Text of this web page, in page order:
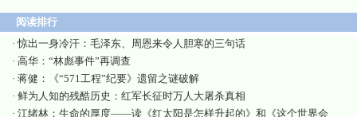
阅读排行
·惊出一身冷汗：毛泽东、周恩来令人胆寒的三句话
· 高华：“林彪事件”再调查
· 蒋健：《“571工程”纪要》遗留之谜破解
· 鲜为人知的残酷历史：红军长征时万人大屠杀真相
· 江绪林：生命的厚度——读《红太阳是怎样升起的》和《这个世界会